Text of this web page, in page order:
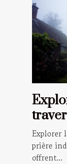
un
Explorer
prière
offrent...